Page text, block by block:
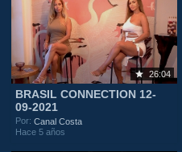
26:04
BRASIL CONNECTION 12-
09-2021
Por:Canal Costa
Hace 5 años